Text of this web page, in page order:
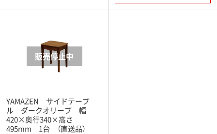
YAMAZEN サイドテーブ
ル ダークオリーブ 幅
420×奥行340×高さ
495mm 1台 （直送品）